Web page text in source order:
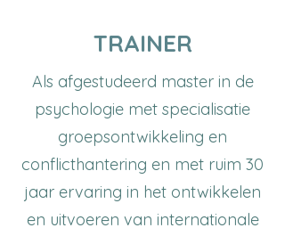
TRAINER
Als afgestudeerd master in de
psychologie met specialisatie
groepsontwikkeling en
conflicthantering en met ruim 30
jaar ervaring in het ontwikkelen
en uitvoeren van internationale